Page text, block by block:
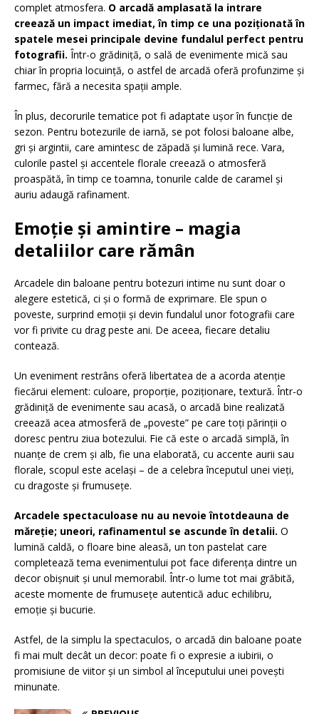
complet atmosfera. O arcadă amplasată la intrare
creează un impact imediat, în timp ce una poziționată în
spatele mesei principale devine fundalul perfect pentru
fotografii. Într-o grădiniță, o sală de evenimente mică sau
chiar în propria locuință, o astfel de arcadă oferă profunzime și
farmec, fără a necesita spații ample.
În plus, decorurile tematice pot fi adaptate ușor în funcție de
sezon. Pentru botezurile de iarnă, se pot folosi baloane albe,
gri și argintii, care amintesc de zăpadă și lumină rece. Vara,
culorile pastel și accentele florale creează o atmosferă
proaspătă, în timp ce toamna, tonurile calde de caramel și
auriu adaugă rafinament.
Emoție și amintire – magia
detaliilor care rămân
Arcadele din baloane pentru botezuri intime nu sunt doar o
alegere estetică, ci și o formă de exprimare. Ele spun o
poveste, surprind emoții și devin fundalul unor fotografii care
vor fi privite cu drag peste ani. De aceea, fiecare detaliu
contează.
Un eveniment restrâns oferă libertatea de a acorda atenție
fiecărui element: culoare, proporție, poziționare, textură. Într-o
grădiniță de evenimente sau acasă, o arcadă bine realizată
creează acea atmosferă de „poveste” pe care toți părinții o
doresc pentru ziua botezului. Fie că este o arcadă simplă, în
nuanțe de crem și alb, fie una elaborată, cu accente aurii sau
florale, scopul este același – de a celebra începutul unei vieți,
cu dragoste și frumusețe.
Arcadele spectaculoase nu au nevoie întotdeauna de
măreție; uneori, rafinamentul se ascunde în detalii. O
lumină caldă, o floare bine aleasă, un ton pastelat care
completează tema evenimentului pot face diferența dintre un
decor obișnuit și unul memorabil. Într-o lume tot mai grăbită,
aceste momente de frumusețe autentică aduc echilibru,
emoție și bucurie.
Astfel, de la simplu la spectaculos, o arcadă din baloane poate
fi mai mult decât un decor: poate fi o expresie a iubirii, o
promisiune de viitor și un simbol al începutului unei povești
minunate.